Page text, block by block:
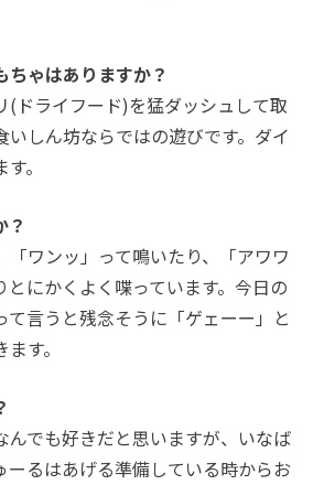
ゃはありますか？
(ドライフード)を猛ダッシュして取
いしん坊ならではの遊びです。ダイ
。
「ワンッ」って鳴いたり、「アワワ
とにかくよく喋っています。今日の
て言うと残念そうに「ゲェーー」と
す。
んでも好きだと思いますが、いなば
ーるはあげる準備している時からお